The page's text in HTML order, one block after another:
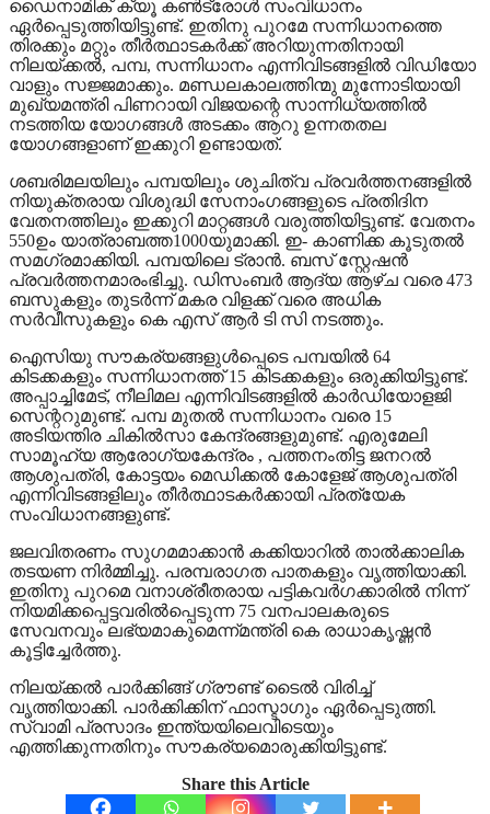
ഡൈനാമിക് ക്യൂ കൺട്രോൾ സംവിധാനം
ഏർപ്പെടുത്തിയിട്ടുണ്ട്. ഇതിനു പുറമേ സന്നിധാനത്തെ
തിരക്കും മറ്റും തീർത്ഥാടകർക്ക് അറിയുന്നതിനായി
നിലയ്ക്കൽ, പമ്പ, സന്നിധാനം എന്നിവിടങ്ങളിൽ വിഡിയോ
വാളും സജ്ജമാക്കും. മണ്ഡലകാലത്തിന്മു മുന്നോടിയായി
മുഖ്യമന്ത്രി പിണറായി വിജയന്റെ സാന്നിധ്യത്തിൽ
നടത്തിയ യോ​ഗങ്ങൾ അടക്കം ആറു ഉന്നതതല
യോഗങ്ങളാണ് ഇക്കുറി ഉണ്ടായത്.
ശബരിമലയിലും പമ്പയിലും ശുചിത്വ പ്രവർത്തനങ്ങളിൽ
നിയുക്തരായ വിശുദ്ധി സേനാംഗങ്ങളുടെ പ്രതിദിന
വേതനത്തിലും ഇക്കുറി മാറ്റങ്ങൾ വരുത്തിയിട്ടുണ്ട്. വേതനം
550ഉം യാത്രാബത്ത1000യുമാക്കി. ഇ- കാണിക്ക കൂടുതൽ
സമഗ്രമാക്കിയി. പമ്പയിലെ ട്രാൻ. ബസ് സ്റ്റേഷൻ
പ്രവർത്തനമാരംഭിച്ചു. ഡിസംബർ ആദ്യ ആഴ്ച വരെ 473
ബസുകളും തുടർന്ന് മകര വിളക്ക് വരെ അധിക
സർവീസുകളും കെ എസ് ആർ ടി സി നടത്തും.
ഐസിയു സൗകര്യങ്ങളുൾപ്പെടെ പമ്പയിൽ 64
കിടക്കകളും സന്നിധാനത്ത് 15 കിടക്കകളും ഒരുക്കിയിട്ടുണ്ട്.
അപ്പാച്ചിമേട്, നീലിമല എന്നിവിടങ്ങളിൽ കാർഡിയോളജി
സെന്ററുമുണ്ട്. പമ്പ മുതൽ സന്നിധാനം വരെ 15
അടിയന്തിര ചികിൽസാ കേന്ദ്രങ്ങളുമുണ്ട്. എരുമേലി
സാമൂഹ്യ ആരോഗ്യകേന്ദ്രം , പത്തനംതിട്ട ജനറൽ
ആശുപത്രി, കോട്ടയം മെഡിക്കൽ കോളേജ് ആശുപത്രി
എന്നിവിടങ്ങളിലും തീർത്ഥാടകർക്കായി പ്രത്യേക
സംവിധാനങ്ങളുണ്ട്.
ജലവിതരണം സുഗമമാക്കാൻ കക്കിയാറിൽ താൽക്കാലിക
തടയണ നിർമ്മിച്ചു. പരമ്പരാഗത പാതകളും വൃത്തിയാക്കി.
ഇതിനു പുറമെ വനാശ്രീതരായ പട്ടികവർഗക്കാരിൽ നിന്ന്
നിയമിക്കപ്പെട്ടവരിൽപ്പെടുന്ന 75 വനപാലകരുടെ
സേവനവും ലഭ്യമാകുമെന്ന്മന്ത്രി കെ രാധാകൃഷ്ണൻ
കൂട്ടിച്ചേർത്തു.
നിലയ്ക്കൽ പാർക്കിങ്ങ് ഗ്രൗണ്ട് ടൈൽ വിരിച്ച്
വൃത്തിയാക്കി. പാർക്കിക്കിന് ഫാസ്ടാഗും ഏർപ്പെടുത്തി.
സ്വാമി പ്രസാദം ഇന്ത്യയിലെവിടെയും
എത്തിക്കുന്നതിനും സൗകര്യമൊരുക്കിയിട്ടുണ്ട്.
Share this Article